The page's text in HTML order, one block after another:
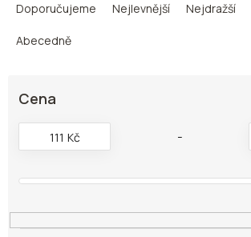
e
ů
Doporučujeme Nejlevnější Nejdražší
Abecedně
Cena
111 Kč